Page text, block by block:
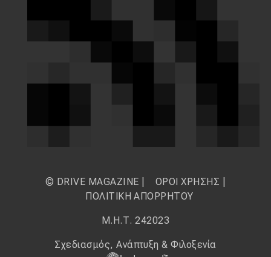
© DRIVE MAGAZINE | ΟΡΟΙ ΧΡΗΣΗΣ
ΠΟΛΙΤΙΚΗ ΑΠΟΡΡΗΤΟΥ
Μ.Η.Τ. 242023
Σχεδιασμός, Ανάπτυξη & Φιλοξενία